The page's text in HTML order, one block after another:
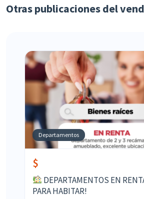
Otras publicaciones del
Departamentos
$
DEPARTAMENTOS EN
PARA HABITAR!